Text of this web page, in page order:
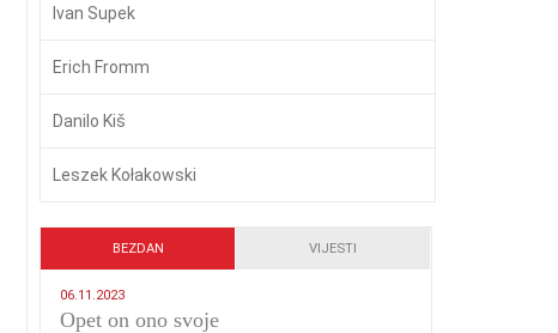
Ivan Supek
Erich Fromm
Danilo Kiš
Leszek Kołakowski
BEZDAN VIJESTI
06.11.2023
​Opet on ono svoje